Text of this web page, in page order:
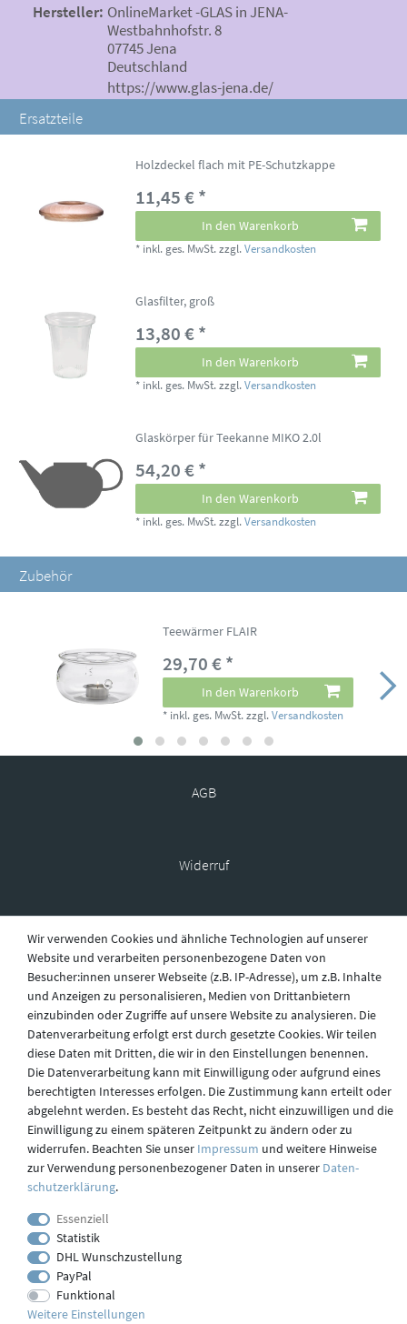
Hersteller: OnlineMarket -GLAS in JENA-
Westbahnhofstr. 8
07745 Jena
Deutschland
https://www.glas-jena.de/
Ersatzteile
Holzdeckel flach mit PE-Schutzkappe
11,45 € *
In den Warenkorb
* inkl. ges. MwSt. zzgl.Versandkosten
Glasfilter, groß
13,80 € *
In den Warenkorb
* inkl. ges. MwSt. zzgl.Versandkosten
Glaskörper für Teekanne MIKO 2.0l
54,20 € *
In den Warenkorb
* inkl. ges. MwSt. zzgl.Versandkosten
Zubehör
Teewärmer FLAIR
29,70 € *
In den Warenkorb
* inkl. ges. MwSt. zzgl.Versandkosten
AGB
Widerruf
Datenschutz
Versand
Kontakt
Impressum
© 2023 GLASIN
Wir verwenden Cookies und ähnliche Technologien auf unserer
Website und verarbeiten personenbezogene Daten von
Besucher:innen unserer Webseite (z.B. IP-Adresse), um z.B. Inhalte
und Anzeigen zu personalisieren, Medien von Drittanbietern
einzubinden oder Zugriffe auf unsere Website zu analysieren. Die
Datenverarbeitung erfolgt erst durch gesetzte Cookies. Wir teilen
diese Daten mit Dritten, die wir in den Einstellungen benennen.
Die Datenverarbeitung kann mit Einwilligung oder aufgrund eines
berechtigten Interesses erfolgen. Die Zustimmung kann erteilt oder
abgelehnt werden. Es besteht das Recht, nicht einzuwilligen und die
Einwilligung zu einem späteren Zeitpunkt zu ändern oder zu
widerrufen. Beachten Sie unser Impressum und weitere Hinweise
zur Verwendung personenbezogener Daten in unserer Daten­
schutz­erklärung.
Essenziell
Statistik
DHL Wunschzustellung
PayPal
Funktional
Weitere Einstellungen